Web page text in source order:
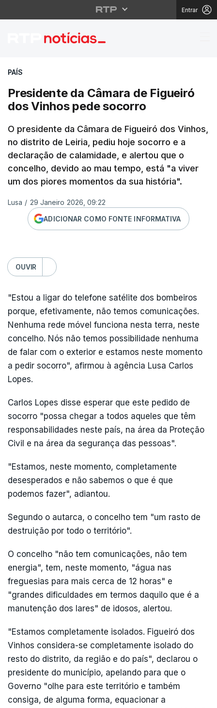
Entrar
Presidente da
PAÍS
Presidente da Câmara de Figueiró
dos Vinhos pede socorro
O presidente da Câmara de Figueiró dos Vinhos,
no distrito de Leiria, pediu hoje socorro e a
declaração de calamidade, e alertou que o
concelho, devido ao mau tempo, está "a viver
um dos piores momentos da sua história".
Lusa / 29 Janeiro 2026, 09:22
ADICIONAR COMO FONTE INFORMATIVA
OUVIR
"Estou a ligar do telefone satélite dos bombeiros
porque, efetivamente, não temos comunicações.
Nenhuma rede móvel funciona nesta terra, neste
concelho. Nós não temos possibilidade nenhuma
de falar com o exterior e estamos neste momento
a pedir socorro", afirmou à agência Lusa Carlos
Lopes.
Carlos Lopes disse esperar que este pedido de
socorro "possa chegar a todos aqueles que têm
responsabilidades neste país, na área da Proteção
Civil e na área da segurança das pessoas".
"Estamos, neste momento, completamente
desesperados e não sabemos o que é que
podemos fazer", adiantou.
Segundo o autarca, o concelho tem "um rasto de
destruição por todo o território".
O concelho "não tem comunicações, não tem
energia", tem, neste momento, "água nas
freguesias para mais cerca de 12 horas" e
"grandes dificuldades em termos daquilo que é a
manutenção dos lares" de idosos, alertou.
"Estamos completamente isolados. Figueiró dos
Vinhos considera-se completamente isolado do
resto do distrito, da região e do país", declarou o
presidente do município, apelando para que o
Governo "olhe para este território e também
consiga, de alguma forma, equacionar a